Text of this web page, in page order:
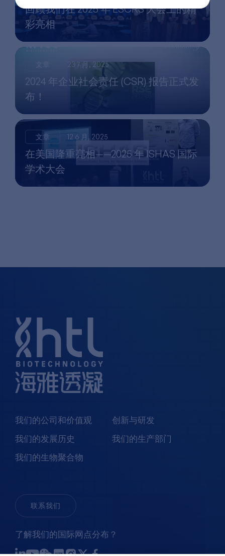
回顾我们在 2025 年 ESCRS 大会上的精
彩亮相
文章 23 7 月, 2025
2024 年企业社会责任 (CSR) 报告正式发
布！
文章 12 6 月, 2025
在美国隆重亮相——2025 年 ISHAS 国际
学术大会
我们的公司和价值观
我们的发展历史
我们的生物聚合物
创新与研发
我们的生产部门
联系我们
了解我们的国际网点分布？